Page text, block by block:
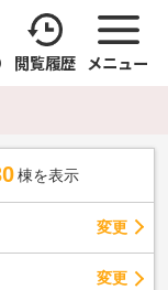
閲覧履歴 メニュー
棟を表示
変更
変更